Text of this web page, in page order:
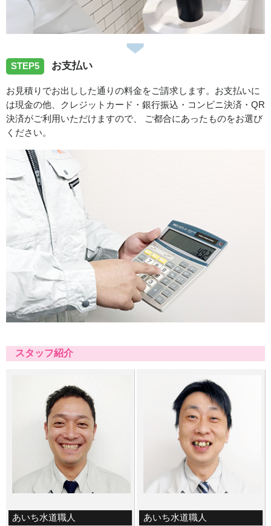
STEP5 お支払い
お見積りでお出しした通りの料金をご請求します。お支払いに
は現金の他、クレジットカード・銀行振込・コンビニ決済・QR
決済がご利用いただけますので、 ご都合にあったものをお選び
ください。
スタッフ紹介
あいち水道職人 あいち水道職人